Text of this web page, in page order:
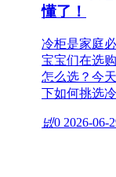
懂了！
冷柜是家庭
宝宝们在选
怎么选？今
下如何挑选
넶0 2026-06-